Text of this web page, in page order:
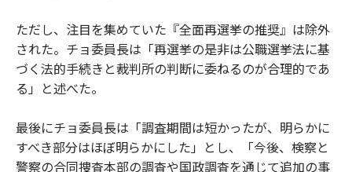
ただし、注目を集めていた『全面再選挙の推奨』は除外
された。チョ委員長は「再選挙の是非は公職選挙法に基
づく法的手続きと裁判所の判断に委ねるのが合理的であ
る」と述べた。
最後にチョ委員長は「調査期間は短かったが、明らかに
すべき部分はほぼ明らかにした」とし、「今後、検察と
警察の合同捜査本部の調査や国政調査を通じて追加の事